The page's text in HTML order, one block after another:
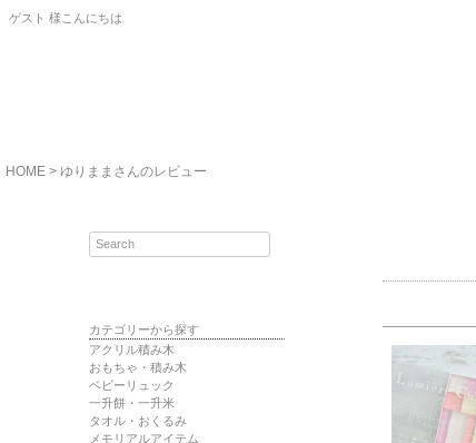
ゲスト 様こんにちは
HOME ゆりままさんのレビュー
カテゴリーから探す
アクリル積み木
おもちゃ・積み木
ベビーリュック
一升餅・一升米
タオル・おくるみ
メモリアルアイテム